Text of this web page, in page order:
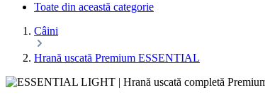
Toate din această categorie
Câini
Hrană uscată Premium ESSENTIAL